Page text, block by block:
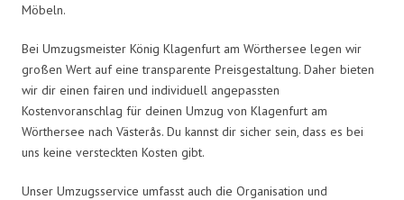
Möbeln.
Bei Umzugsmeister König Klagenfurt am Wörthersee legen wir
großen Wert auf eine transparente Preisgestaltung. Daher bieten
wir dir einen fairen und individuell angepassten
Kostenvoranschlag für deinen Umzug von Klagenfurt am
Wörthersee nach Västerås. Du kannst dir sicher sein, dass es bei
uns keine versteckten Kosten gibt.
Unser Umzugsservice umfasst auch die Organisation und